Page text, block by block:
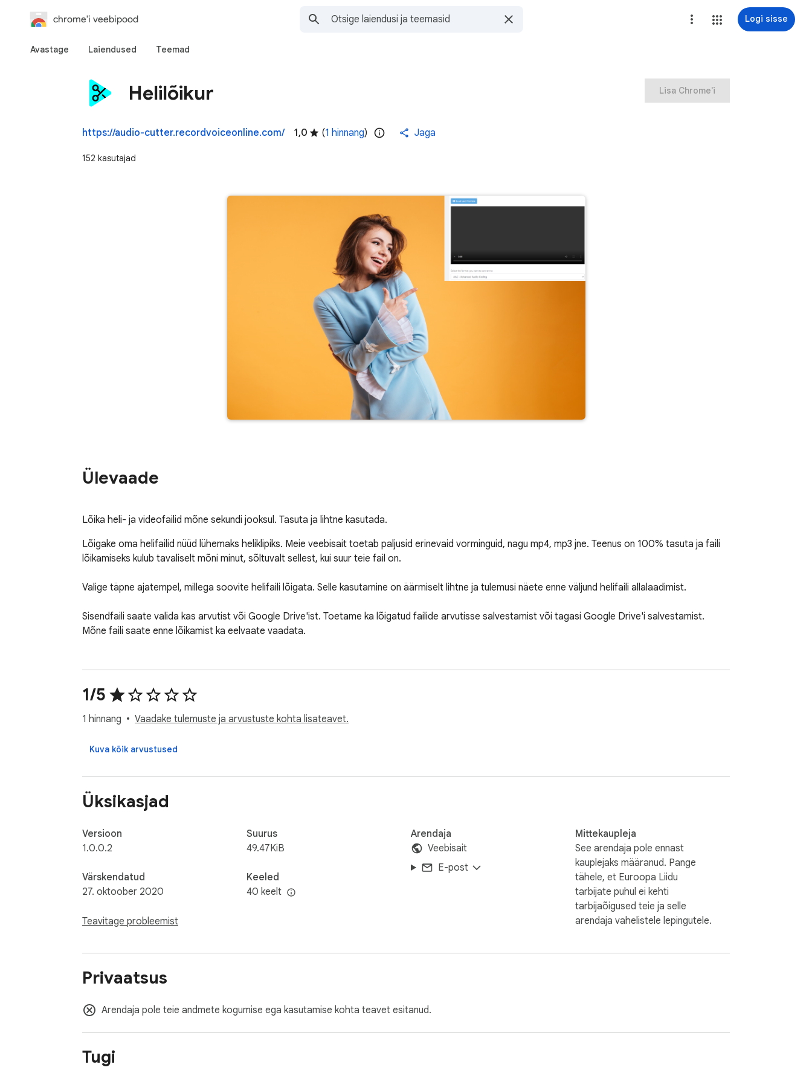
chrome'i veebipood Logi sisse
Avastage Laiendused Teemad
Helilõikur
https://audio-cutter.recordvoiceonline.com/ 1,0 (1 hinnang) Jaga
152 kasutajad
Lisa Chrome'i
Ülevaade
Lõika heli- ja videofailid mõne sekundi jooksul. Tasuta ja lihtne kasutada.
Lõigake oma helifailid nüüd lühemaks heliklipiks. Meie veebisait toetab paljusid erinevaid vorminguid, nagu mp4, mp3 jne. Teenus on 100% tasuta ja faili
lõikamiseks kulub tavaliselt mõni minut, sõltuvalt sellest, kui suur teie fail on.
Valige täpne ajatempel, millega soovite helifaili lõigata. Selle kasutamine on äärmiselt lihtne ja tulemusi näete enne väljund helifaili allalaadimist.
Sisendfaili saate valida kas arvutist või Google Drive'ist. Toetame ka lõigatud failide arvutisse salvestamist või tagasi Google Drive'i salvestamist.
Mõne faili saate enne lõikamist ka eelvaate vaadata.
1/5
1 hinnang Vaadake tulemuste ja arvustuste kohta lisateavet.
Kuva kõik arvustused
Üksikasjad
Versioon
1.0.0.2
Värskendatud
27. oktoober 2020
Teavitage probleemist
Suurus
49.47KiB
Keeled
40 keelt
Arendaja
Veebisait
E-post
Mittekaupleja
See arendaja pole ennast
kauplejaks määranud. Pange
tähele, et Euroopa Liidu
tarbijate puhul ei kehti
tarbijaõigused teie ja selle
arendaja vahelistele lepingutele.
Privaatsus
Arendaja pole teie andmete kogumise ega kasutamise kohta teavet esitanud.
Tugi